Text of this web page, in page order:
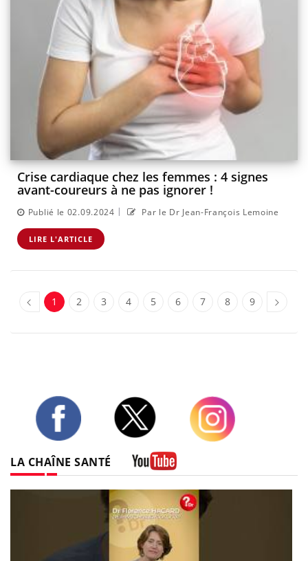
Crise cardiaque chez les femmes : 4 signes
avant-coureurs à ne pas ignorer !
Publié le 02.09.2024 | Par le Dr Jean-François Lemoine
LIRE L'ARTICLE
1 2 3 4 5 6 7 8 9
LA CHAÎNE SANTÉ